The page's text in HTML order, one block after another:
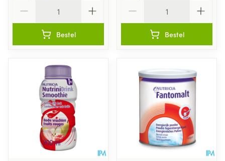
Bestel Bestel